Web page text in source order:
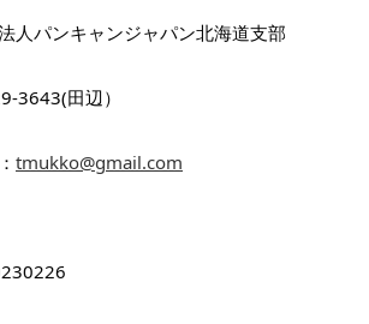
人パンキャンジャパン北海道支部
3643(田辺）
tmukko@gmail.com